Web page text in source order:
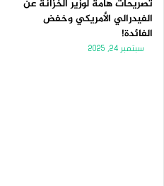
تصريحات هامة لوزير الخزانة عن
الفيدرالي الأمريكي وخفض
الفائدة!
سبتمبر 24, 2025